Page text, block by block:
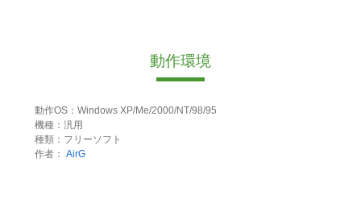
動作環境
動作OS：Windows XP/Me/2000/NT/98/95
機種：汎用
種類：フリーソフト
作者： AirG